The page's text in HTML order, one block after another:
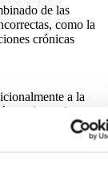
de las
como la
crónicas
a la
preformadas y se
El tejido de confort
del
óptimo de la